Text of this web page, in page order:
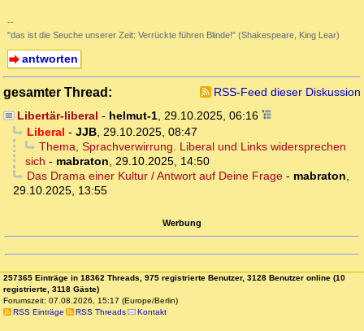
--
"das ist die Seuche unserer Zeit: Verrückte führen Blinde!" (Shakespeare, King Lear)
antworten
gesamter Thread:
RSS-Feed dieser Diskussion
Libertär-liberal - helmut-1, 29.10.2025, 06:16
Liberal - JJB, 29.10.2025, 08:47
Thema, Sprachverwirrung. Liberal und Links widersprechen
sich - mabraton, 29.10.2025, 14:50
Das Drama einer Kultur / Antwort auf Deine Frage- mabraton,
29.10.2025, 13:55
Werbung
257365 Einträge in 18362 Threads, 975 registrierte Benutzer, 3128 Benutzer online (10
registrierte, 3118 Gäste)
Forumszeit: 07.08.2026, 15:17 (Europe/Berlin)
RSS Einträge
RSS Threads Kontakt